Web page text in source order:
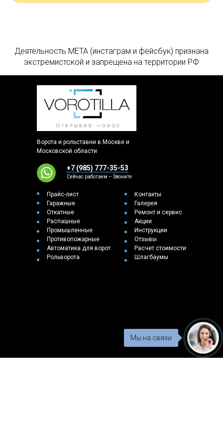
Деятельность МЕТА (инстаграм и фейсбук) признана
экстремистской и запрещена на территории РФ
Ворота и рольставни в Москве и
Московской области
+7 (985) 777-35-53
Сейчас работаем – Звоните
Прайс-лист
Гаражные
Откатные
Распашные
Промышленные
Противопожарные
Автоматика для ворот
Рольворота
Контакты
Галерея
Ремонт и сервис
Акции
Инструкции
Отзывы
Расчет стоимости
Шлагбаумы
Мы на связи